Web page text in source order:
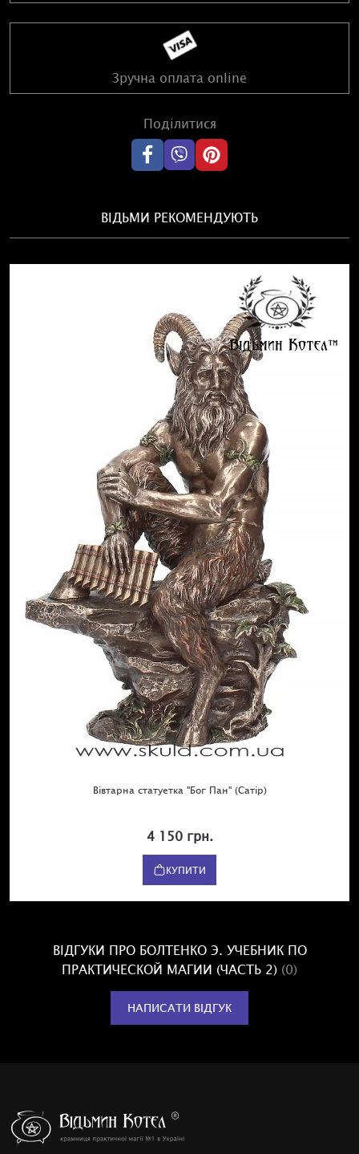
Зручна оплата online
Поділитися
ВІДЬМИ РЕКОМЕНДУЮТЬ
Вівтарна статуетка "Бог Пан" (Сатір)
4 150 грн.
КУПИТИ
ВІДГУКИ ПРО БОЛТЕНКО Э. УЧЕБНИК ПО
ПРАКТИЧЕСКОЙ МАГИИ (ЧАСТЬ 2) (0)
НАПИСАТИ ВІДГУК